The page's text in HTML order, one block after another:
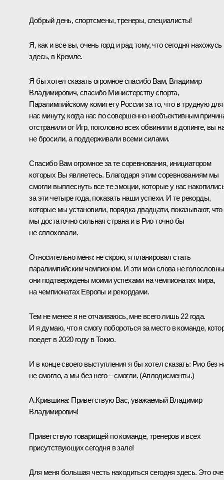
Добрый день, спортсмены, тренеры, специалисты!
Я, как и все вы, очень горд и рад тому, что сегодня нахожусь
здесь, в Кремле.
Я бы хотел сказать огромное спасибо Вам, Владимир
Владимирович, спасибо Министерству спорта,
Паралимпийскому комитету России за то, что в трудную для
нас минуту, когда нас по совершенно необъективным
отстранили от Игр, поголовно всех обвинили в допинге, вы
не бросили, а поддерживали всеми силами.
Спасибо Вам огромное за те соревнования, инициатором
которых Вы являетесь. Благодаря этим соревнованиям мы
смогли выплеснуть все те эмоции, которые у нас
за эти четыре года, показать наши успехи. И те рекорды,
которые мы установили, порядка двадцати, показывают, что
мы достаточно сильная страна и в Рио точно бы
не сплоховали.
Относительно меня: не скрою, я планировал стать
паралимпийским чемпионом. И эти мои слова не
они подтверждены моими успехами на чемпионатах мира,
на чемпионатах Европы и рекордами.
Тем не менее я не отчаиваюсь, мне всего лишь 22 года.
И я думаю, что я смогу побороться за место в команде,
поедет в 2020 году в Токио.
И в конце своего выступления я бы хотел сказать: Рио без
не смогло, а мы без него – смогли. (Аплодисменты.)
А.Крившина: Приветствую Вас, уважаемый Владимир
Владимирович!
Приветствую товарищей по команде, тренеров и всех
присутствующих сегодня в зале!
Для меня большая честь находиться сегодня здесь. Это